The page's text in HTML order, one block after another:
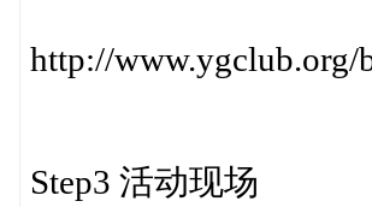
http://www.ygclub.org/
Step3 活动现场